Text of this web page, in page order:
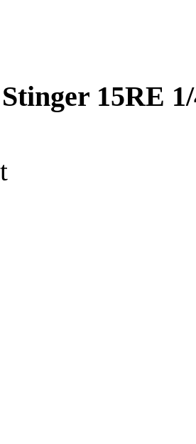
15RE